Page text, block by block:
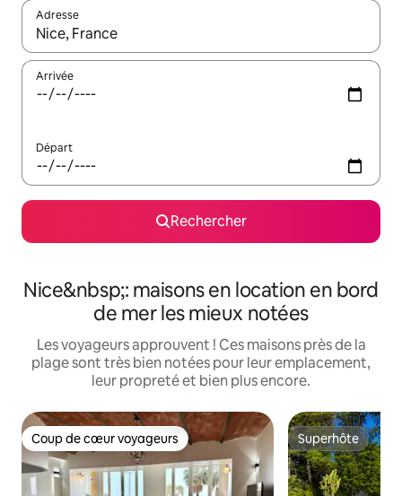
Adresse
Lorsque les résultats s'affichent, utilisez les flèches vers le
Arrivée
Départ
Rechercher
Nice&nbsp;: maisons en location en bord
de mer les mieux notées
Les voyageurs approuvent ! Ces maisons près de la
plage sont très bien notées pour leur emplacement,
leur propreté et bien plus encore.
Coup de cœur voyageurs
Coup de cœur voyageurs Superhôte
Superhôte